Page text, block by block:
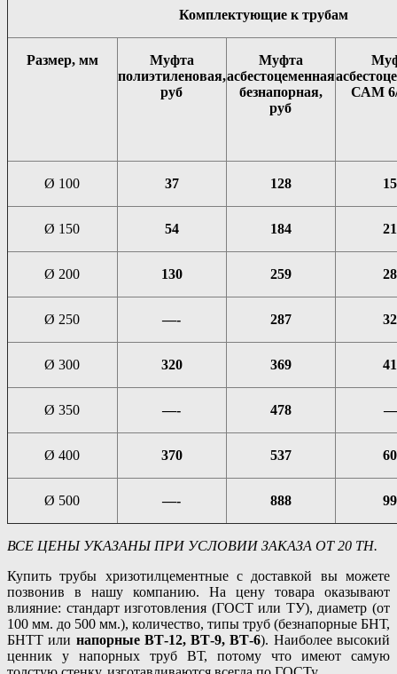
Комплектующие к трубам
Размер, мм
Муфта
полиэтиленовая,
руб
Муфта
асбестоцеменная
безнапорная,
руб
САМ 6/
Ø 100 37 128
Ø 150 54 184
Ø 200 130 259
Ø 250 —- 287
Ø 300 320 369
Ø 350 —- 478
Ø 400 370 537
Ø 500 —- 888
ВСЕ ЦЕНЫ УКАЗАНЫ ПРИ УСЛОВИИ ЗАКАЗА ОТ 20 ТН.
Купить трубы хризотилцементные с доставкой вы можете
позвонив в нашу компанию. На цену товара оказывают
влияние: стандарт изготовления (ГОСТ или ТУ), диаметр (от
100 мм. до 500 мм.), количество, типы труб (безнапорные БНТ,
БНТТ или напорные ВТ-12, ВТ-9, ВТ-6). Наиболее высокий
ценник у напорных труб ВТ, потому что имеют самую